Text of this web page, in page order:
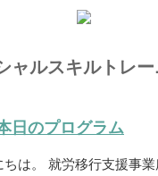
ャルスキルトレ
日のプログラム
は。 就労移行支援事